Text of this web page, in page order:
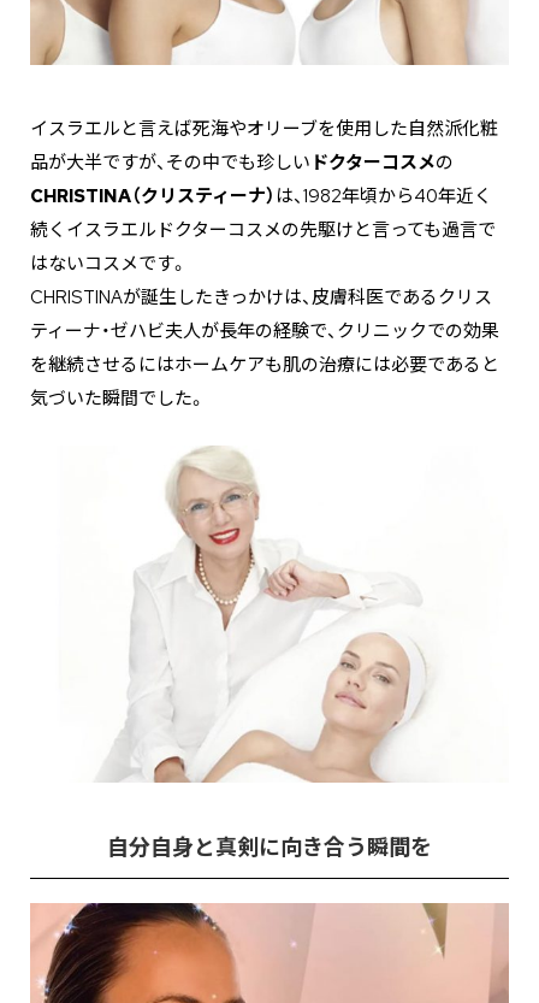
イスラエルと言えば死海やオリーブを使用した自然派化粧
品が大半ですが、その中でも珍しい ドクターコスメの
CHRISTINA（クリスティーナ） は、1982年頃から40年近く
続くイスラエルドクターコスメの先駆けと言っても過言で
はないコスメです。
CHRISTINAが誕生したきっかけは、皮膚科医であるクリス
ティーナ・ゼハビ夫人が長年の経験で、クリニックでの効果
を継続させるにはホームケアも肌の治療には必要であると
気づいた瞬間でした。
自分自身と真剣に向き合う瞬間を